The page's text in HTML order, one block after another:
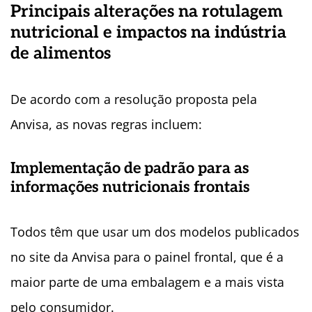
Principais alterações na rotulagem
nutricional e impactos na indústria
de alimentos
De acordo com a resolução proposta pela
Anvisa, as novas regras incluem:
Implementação de padrão para as
informações nutricionais frontais
Todos têm que usar um dos modelos publicados
no site da Anvisa para o painel frontal, que é a
maior parte de uma embalagem e a mais vista
pelo consumidor.